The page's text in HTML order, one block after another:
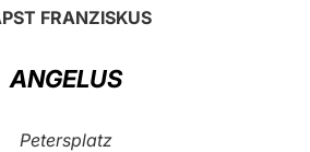
FRANZISKUS
ANGELUS
Petersplatz